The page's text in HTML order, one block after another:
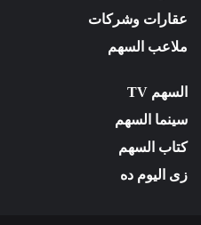
عقارات وشركات
ملاعب السهم
السهم TV
سينما السهم
كتاب السهم
زى اليوم ده